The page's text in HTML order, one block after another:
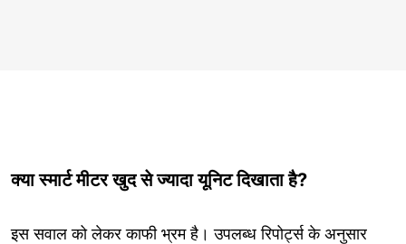
क्या स्मार्ट मीटर खुद से ज्यादा यूनिट दिखाता है?
इस सवाल को लेकर काफी भ्रम है। उपलब्ध रिपोर्ट्स के अनुसार